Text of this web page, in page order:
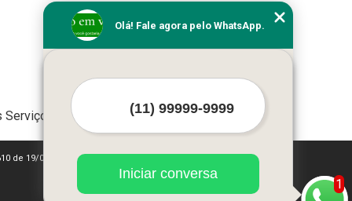
de 19/02/1998)
1
Olá! Fale agora pelo WhatsApp.
Iniciar conversa